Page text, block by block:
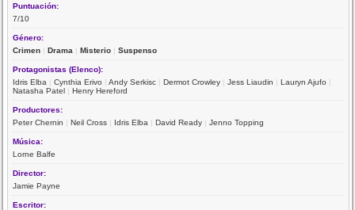
Puntuación:
7/10
Género:
Crimen |Drama |Misterio |Suspenso
Protagonistas (Elenco):
Idris Elba |Cynthia Erivo |Andy Serkisc |Dermot Crowley |Jess Liaudin |Lauryn Ajufo |
Natasha Patel |Henry Hereford
Productores:
Peter Chernin |Neil Cross | Idris Elba |David Ready |Jenno Topping
Música:
Lorne Balfe
Director:
Jamie Payne
Escritor: